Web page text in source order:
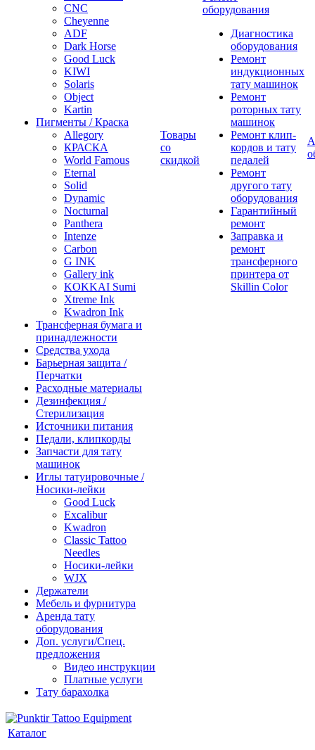
CNC
Cheyenne
ADF
Dark Horse
Good Luck
KIWI
Solaris
Object
Kartin
Пигменты / Краска
Allegory
КРАСКА
World Famous
Eternal
Solid
Dynamic
Nocturnal
Panthera
Intenze
Carbon
G INK
Gallery ink
KOKKAI Sumi
Xtreme Ink
Kwadron Ink
Трансферная бумага и
принадлежности
Средства ухода
Барьерная защита /
Перчатки
Расходные материалы
Дезинфекция /
Стерилизация
Источники питания
Педали, клипкорды
Запчасти для тату
машинок
Иглы татуировочные /
Носики-лейки
Good Luck
Excalibur
Kwadron
Classic Tattoo
Needles
Носики-лейки
WJX
Держатели
Мебель и фурнитура
Аренда тату
оборудования
Доп. услуги/Спец.
предложения
Видео инструкции
Платные услуги
Тату барахолка
Товары
со
скидкой
оборудования
Диагностика
оборудования
Ремонт
индукционных
тату машинок
Ремонт
роторных тату
машинок
Ремонт клип-
кордов и тату
педалей
Ремонт
другого тату
оборудования
Гарантийный
ремонт
Заправка и
ремонт
трансферного
принтера от
Skillin Color
Каталог